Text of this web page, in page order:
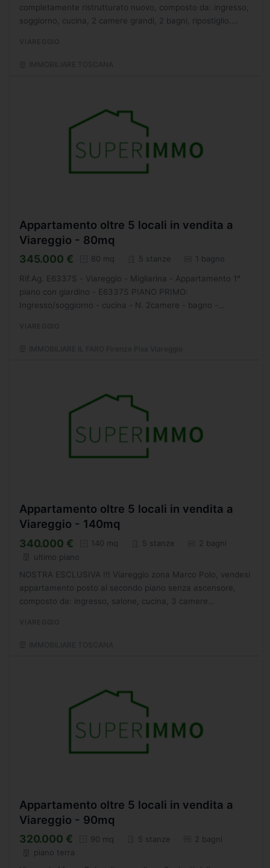
completamente ristrutturato nuovo, composto da: ingresso,
soggiorno, cucina, 2 camere grandi, 2 bagni, ripostiglio.
Appartamento oltre 5 locali in vendita a
Viareggio - 80mq
345.000 € 80 mq 5 stanze 1 bagno
Rif.Ag. E6337S - Viareggio - Migliarina - Appartamento 1°
piano con giardino - E6337S PIANO PRIMO:
Ingresso/soggiorno - cucina - N. 2camere - bagno -
Appartamento oltre 5 locali in vendita a
Viareggio - 140mq
340.000 € 140 mq 5 stanze
2 bagni
ultimo piano
NOSTRA ESCLUSIVA !!! Viareggio zona Marco Polo, vendesi
appartamento posto al secondo piano senza ascensore,
composto da: ingresso, salone, cucina, 3 camere
Appartamento oltre 5 locali in vendita a
Viareggio - 90mq
320.000 € 90 mq 5 stanze
2 bagni
piano terra